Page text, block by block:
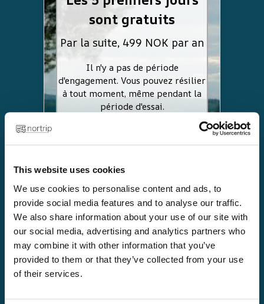
This website uses cookies
We use cookies to personalise content and ads, to
provide social media features and to analyse our traffic.
We also share information about your use of our site with
our social media, advertising and analytics partners who
may combine it with other information that you’ve
provided to them or that they’ve collected from your use
of their services.
sont gratuits
Par la suite, 499 NOK par an
Il n'y a pas de période
d'engagement. Vous pouvez résilier
à tout moment, même pendant la
période d'essai.
Choisir